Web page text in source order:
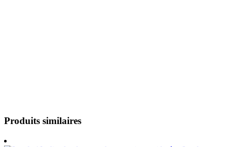
Produits similaires